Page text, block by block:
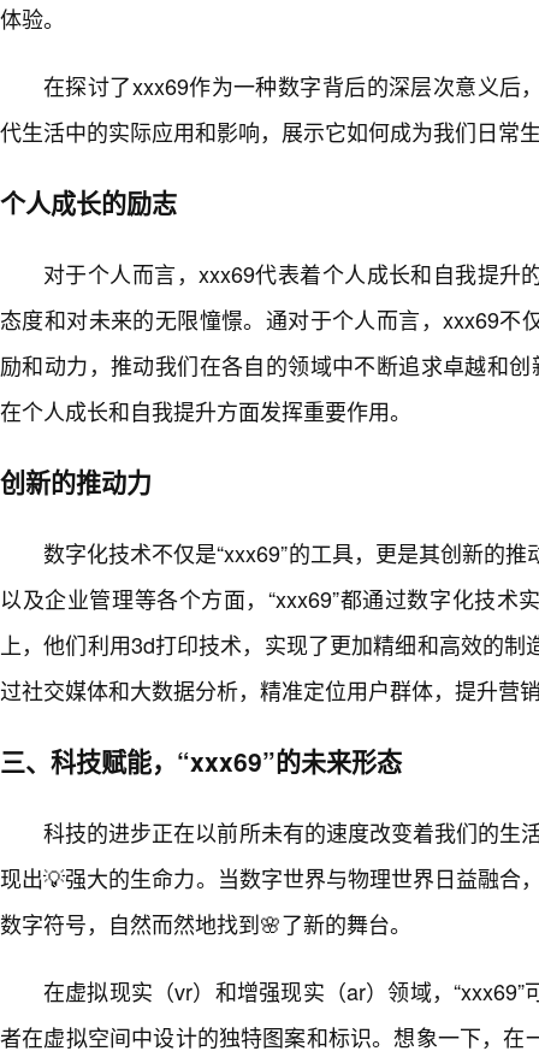
体验。
在探讨了xxx69作为一种数字背后的深层次意义后
代生活中的实际应用和影响，展示它如何成为我们日常
个人成长的励志
对于个人而言，xxx69代表着个人成长和自我提升
态度和对未来的无限憧憬。通对于个人而言，xxx69不
励和动力，推动我们在各自的领域中不断追求卓越和
在个人成长和自我提升方面发挥重要作用。
创新的推动力
数字化技术不仅是“xxx69”的工具，更是其创新的
以及企业管理等各个方面，“xxx69”都通过数字化技术
上，他们利用3d打印技术，实现了更加精细和高效的
过社交媒体和大数据分析，精准定位用户群体，提升营
三、科技赋能，“xxx69”的未来形态
科技的进步正在以前所未有的速度改变着我们的生
现出💡强大的生命力。当数字世界与物理世界日益融合
数字符号，自然而然地找到🌸了新的舞台。
在虚拟现实（vr）和增强现实（ar）领域，
者在虚拟空间中设计的独特图案和标识。想象一下，在